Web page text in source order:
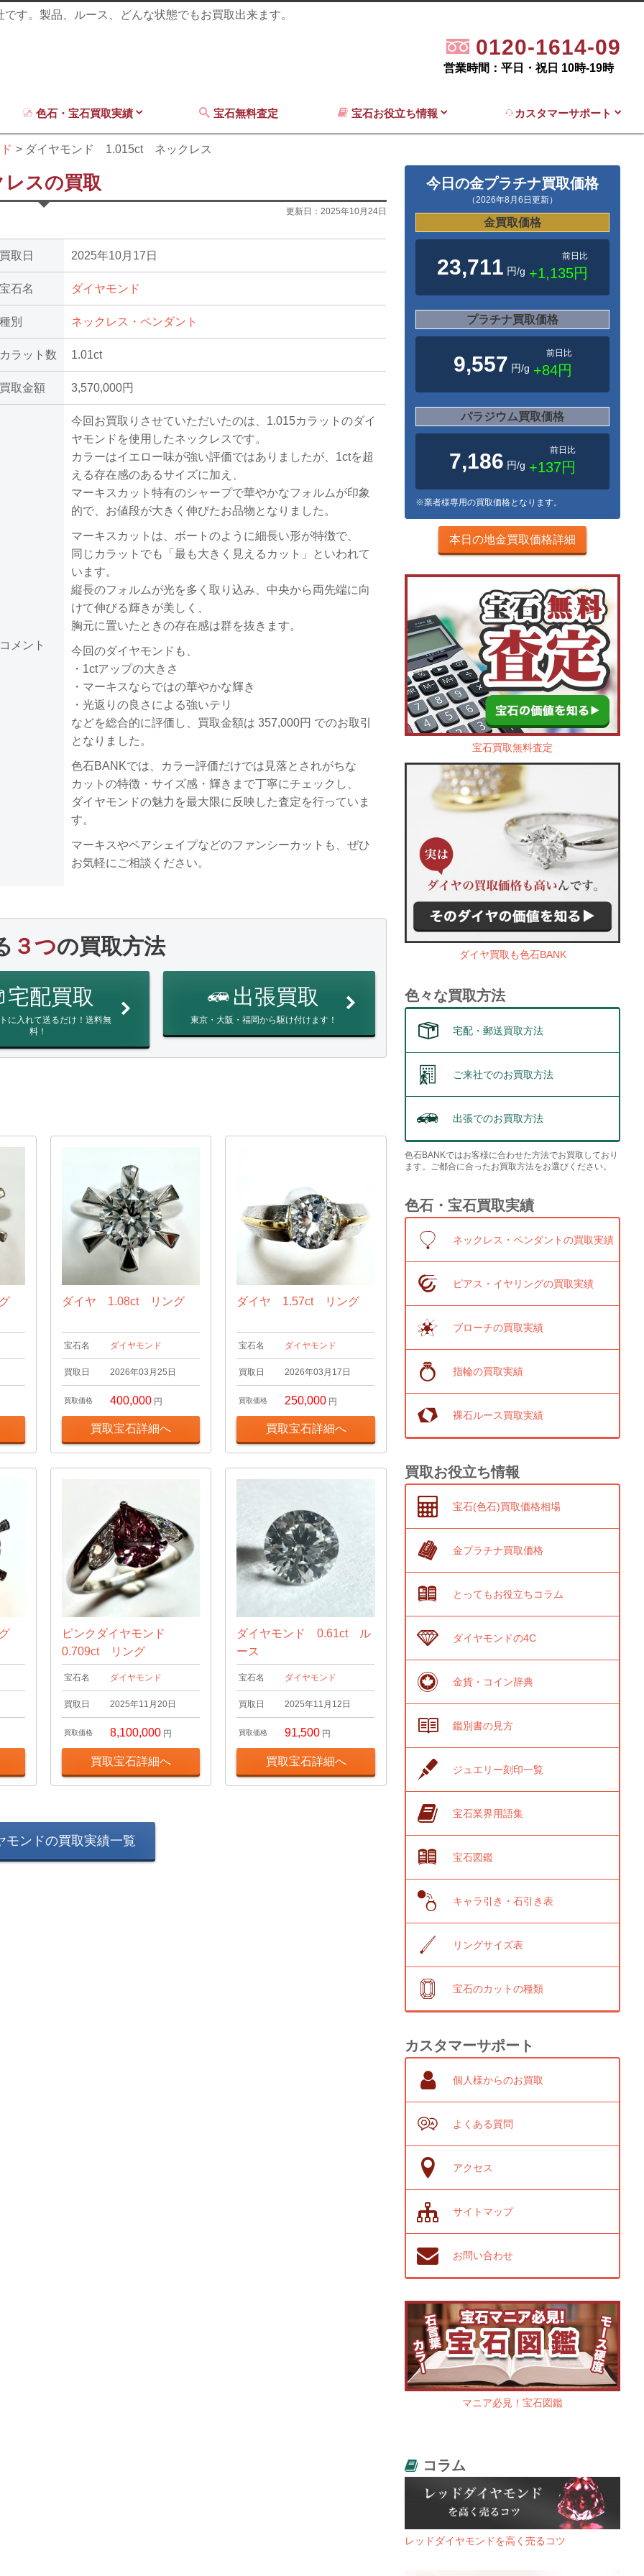
す。製品、ルース、どんな状態でもお買取出来ます。
0120-1614-09
営業時間：平日・祝日 10時-19時
色石・宝石買取実績 宝石無料査定 宝石お役立ち情報 カスタマーサポート
ダイヤモンド 1.015ct ネックレス
スの買取
更新日： 2025年10月24日
買取日 2025年10月17日
宝石名 ダイヤモンド
種別 ネックレス・ペンダント
カラット数 1.01ct
買取金額 3,570,000円
コメント
今回お買取りさせていただいたのは、1.015カラットのダイ
ヤモンドを使用したネックレスです。
カラーはイエロー味が強い評価ではありましたが、1ctを超
える存在感のあるサイズに加え、
マーキスカット特有のシャープで華やかなフォルムが印象
的で、お値段が大きく伸びたお品物となりました。
マーキスカットは、ボートのように細長い形が特徴で、
同じカラットでも「最も大きく見えるカット」といわれて
います。
縦長のフォルムが光を多く取り込み、中央から両先端に向
けて伸びる輝きが美しく、
胸元に置いたときの存在感は群を抜きます。
今回のダイヤモンドも、
・1ctアップの大きさ
・マーキスならではの華やかな輝き
・光返りの良さによる強いテリ
などを総合的に評価し、買取金額は 357,000円 でのお取引
となりました。
色石BANKでは、カラー評価だけでは見落とされがちな
カットの特徴・サイズ感・輝きまで丁寧にチェックし、
ダイヤモンドの魅力を最大限に反映した査定を行っていま
す。
マーキスやペアシェイプなどのファンシーカットも、ぜひ
お気軽にご相談ください。
３つの買取方法
宅配買取
に入れて送るだけ！送料無
料！
出張買取
東京・大阪・福岡から駆け付けます！
ダイヤ 1.08ct リング
宝石名 ダイヤモンド
買取日 2026年03月25日
買取価格 400,000 円
買取宝石詳細へ
ダイヤ 1.57ct リング
宝石名 ダイヤモンド
買取日 2026年03月17日
買取価格 250,000 円
買取宝石詳細へ
ピンクダイヤモンド
0.709ct リング
宝石名 ダイヤモンド
買取日 2025年11月20日
買取価格 8,100,000 円
買取宝石詳細へ
ダイヤモンド 0.61ct ル
ース
宝石名 ダイヤモンド
買取日 2025年11月12日
買取価格 91,500 円
買取宝石詳細へ
モンドの買取実績一覧
今日の金プラチナ買取価格
（2026年8月6日更新）
金買取価格
23,711 円/g
前日比
+1,135円
プラチナ買取価格
9,557 円/g
前日比
+84円
パラジウム買取価格
7,186 円/g
前日比
+137円
※業者様専用の買取価格となります。
本日の地金買取価格詳細
宝石買取無料査定
ダイヤ買取も色石BANK
色々な買取方法
宅配・郵送買取方法
ご来社でのお買取方法
出張でのお買取方法
色石BANKではお客様に合わせた方法でお買取しており
ます。ご都合に合ったお買取方法をお選びください。
色石・宝石買取実績
ネックレス・ペンダントの買取実績
ピアス・イヤリングの買取実績
ブローチの買取実績
指輪の買取実績
裸石ルース買取実績
買取お役立ち情報
宝石(色石)買取価格相場
金プラチナ買取価格
とってもお役立ちコラム
ダイヤモンドの4C
金貨・コイン辞典
鑑別書の見方
ジュエリー刻印一覧
宝石業界用語集
宝石図鑑
キャラ引き・石引き表
リングサイズ表
宝石のカットの種類
カスタマーサポート
個人様からのお買取
よくある質問
アクセス
サイトマップ
お問い合わせ
マニア必見！宝石図鑑
コラム
レッドダイヤモンドを高く売るコツ